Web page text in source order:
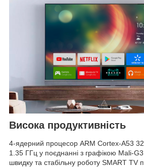
Висока продуктивність
4-ядерний процесор ARM Cortex-A53
1.35 ГГц у поєднанні з графікою Mali-
швидку та стабільну роботу SMART TV